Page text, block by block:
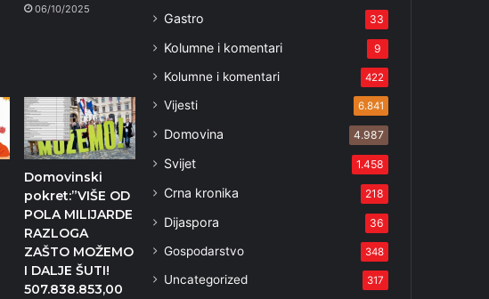
06/10/2025
Domovinski
pokret:”VIŠE OD
POLA MILIJARDE
RAZLOGA
ZAŠTO MOŽEMO
I DALJE ŠUTI!
507.838.853,00
Gastro 33
Kolumne i komentari 9
Kolumne i komentari 422
Vijesti 6.841
Domovina 4.987
Svijet 1.458
Crna kronika 218
Dijaspora 36
Gospodarstvo 348
Uncategorized 317